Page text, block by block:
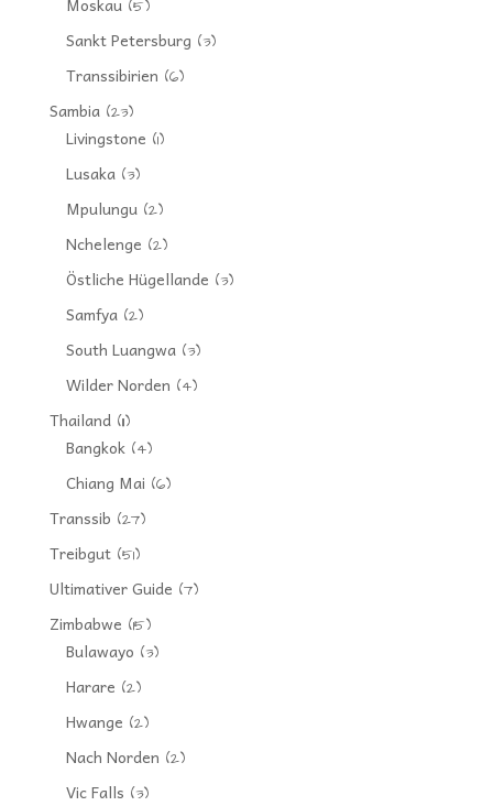
(5)
Sankt Petersburg (3)
Transsibirien (6)
Sambia(23)
Livingstone (1)
Lusaka(3)
Mpulungu(2)
Nchelenge (2)
Östliche Hügellande (3)
Samfya(2)
South Luangwa(3)
Wilder Norden (4)
Thailand(11)
Bangkok(4)
Chiang Mai (6)
Transsib (27)
Treibgut(51)
Ultimativer Guide (7)
Zimbabwe (15)
Bulawayo (3)
Harare (2)
Hwange (2)
Nach Norden (2)
Vic Falls (3)